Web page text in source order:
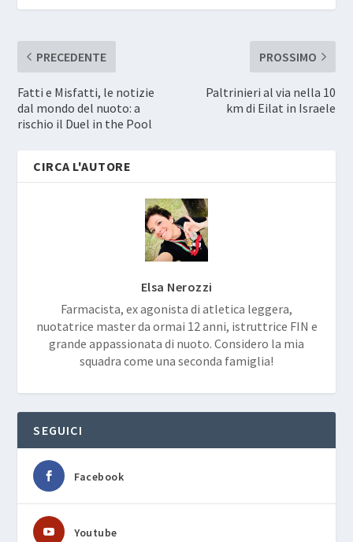
PRECEDENTE
Fatti e Misfatti, le notizie
dal mondo del nuoto: a
rischio il Duel in the Pool
PROSSIMO
Paltrinieri al via nella 10
km di Eilat in Israele
CIRCA L'AUTORE
Elsa Nerozzi
Farmacista, ex agonista di atletica leggera,
nuotatrice master da ormai 12 anni, istruttrice FIN e
grande appassionata di nuoto. Considero la mia
squadra come una seconda famiglia!
SEGUICI
Facebook
Youtube